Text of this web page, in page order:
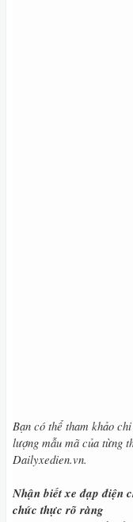
Bạn có thể tham khảo
lượng mẫu mã của từng
Dailyxedien.vn.
Nhận biết xe đạp điện
chức thực rõ ràng